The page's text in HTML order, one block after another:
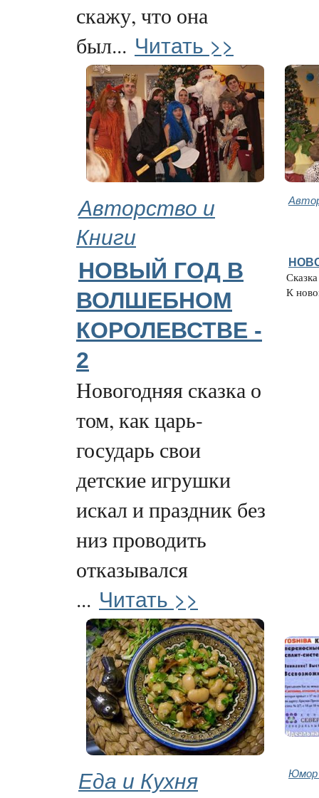
скажу, что она
был... Читать >>
Авторство и
Книги
НОВЫЙ ГОД В
ВОЛШЕБНОМ
КОРОЛЕВСТВЕ -
2
Новогодняя сказка о
том, как царь-
государь свои
детские игрушки
искал и праздник без
низ проводить
отказывался
... Читать >>
К
Еда и Кухня Юмор